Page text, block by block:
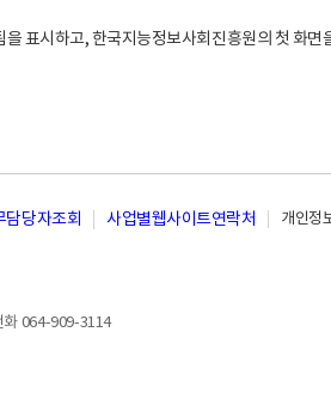
표시하고, 한국지능정보사회진흥원의 첫 화
담당자조회 사업별웹사이트연락처 개인정
화 064-909-3114